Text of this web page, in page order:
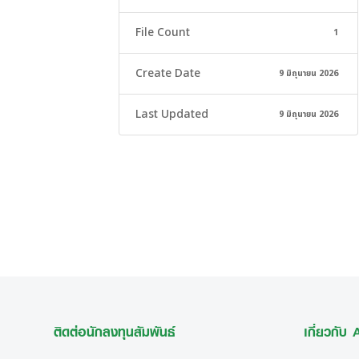
File Count 1
Create Date 9 มิถุนายน 2026
Last Updated 9 มิถุนายน 2026
ติดต่อนักลงทุนสัมพันธ์ เกี่ยวกับ